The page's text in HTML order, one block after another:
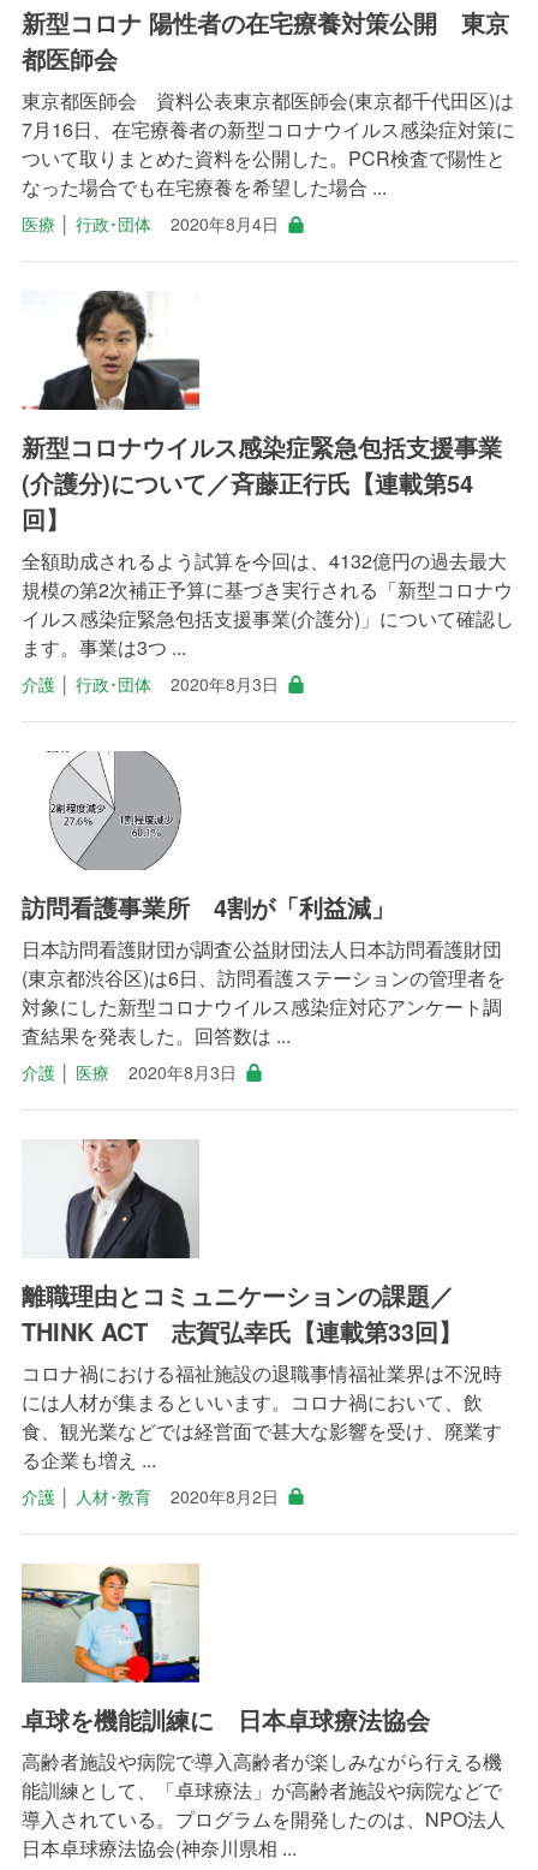
新型コロナ 陽性者の在宅療養対策公開 東京
都医師会
東京都医師会 資料公表東京都医師会(東京都千代田区)は
7月16日、在宅療養者の新型コロナウイルス感染症対策に
ついて取りまとめた資料を公開した。PCR検査で陽性と
なった場合でも在宅療養を希望した場合 ...
医療 行政･団体 2020年8月4日
新型コロナウイルス感染症緊急包括支援事業
(介護分)について／斉藤正行氏【連載第54
回】
全額助成されるよう試算を今回は、4132億円の過去最大
規模の第2次補正予算に基づき実行される「新型コロナウ
イルス感染症緊急包括支援事業(介護分)」について確認し
ます。事業は3つ ...
介護│ 行政･団体 2020年8月3日
訪問看護事業所 4割が「利益減」
日本訪問看護財団が調査公益財団法人日本訪問看護財団
(東京都渋谷区)は6日、訪問看護ステーションの管理者を
対象にした新型コロナウイルス感染症対応アンケート調
査結果を発表した。回答数は ...
介護│ 医療 2020年8月3日
離職理由とコミュニケーションの課題／
THINK ACT 志賀弘幸氏【連載第33回】
コロナ禍における福祉施設の退職事情福祉業界は不況時
には人材が集まるといいます。コロナ禍において、飲
食、観光業などでは経営面で甚大な影響を受け、廃業す
る企業も増え ...
介護│ 人材･教育 2020年8月2日
卓球を機能訓練に 日本卓球療法協会
高齢者施設や病院で導入高齢者が楽しみながら行える機
能訓練として、「卓球療法」が高齢者施設や病院などで
導入されている。プログラムを開発したのは、NPO法人
日本卓球療法協会(神奈川県相 ...